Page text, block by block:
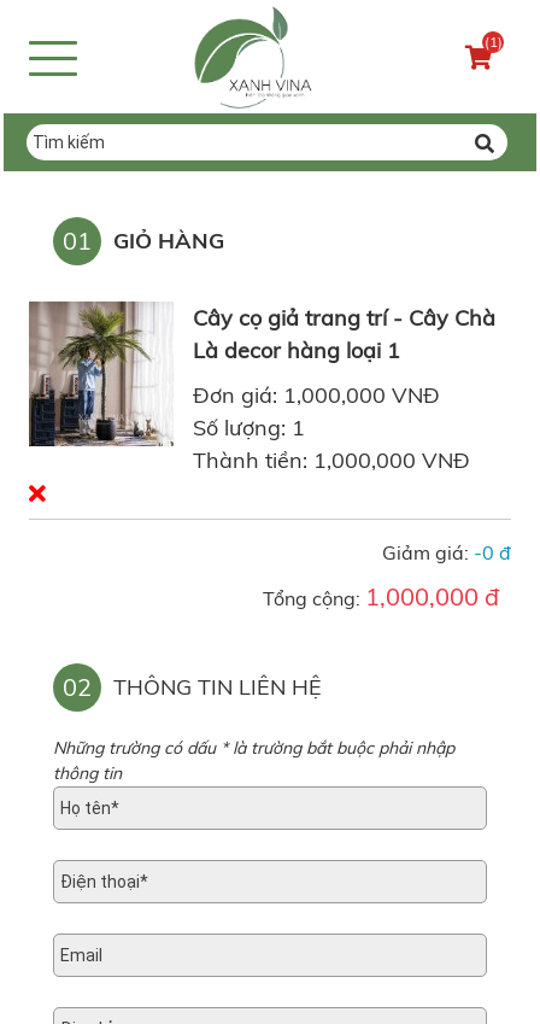
(1)
01 GIỎ HÀNG
Cây cọ giả trang trí - Cây Chà
Là decor hàng loại 1
Đơn giá: 1,000,000 VNĐ
Số lượng: 1
Thành tiền: 1,000,000 VNĐ
Giảm giá: -0 đ
Tổng cộng: 1,000,000 đ
02 THÔNG TIN LIÊN HỆ
Những trường có dấu * là trường bắt buộc phải nhập
thông tin